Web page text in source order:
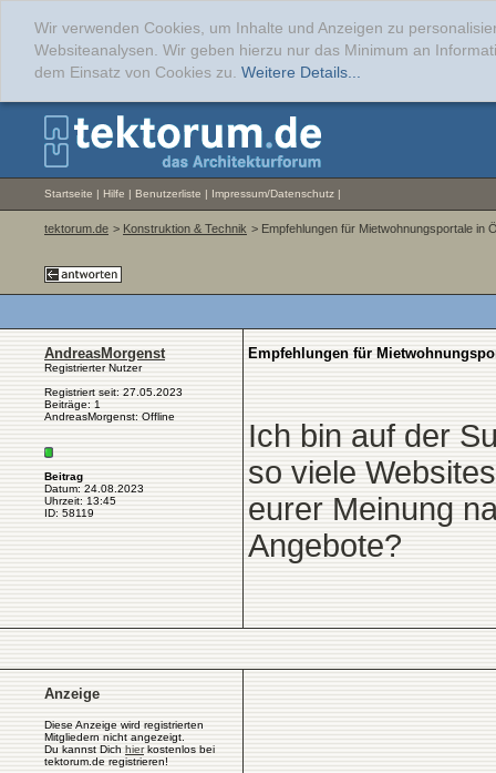
Wir verwenden Cookies, um Inhalte und Anzeigen zu
Websiteanalysen. Wir geben hierzu nur das Minimum an
dem Einsatz von Cookies zu. Weitere Details...
Startseite | Hilfe | Benutzerliste | Impressum/Datenschutz |
tektorum.de > Konstruktion & Technik > Empfehlungen für Mietwohnungsportale in
AndreasMorgenst
Registrierter Nutzer
Registriert seit: 27.05.2023
Beiträge: 1
AndreasMorgenst: Offline
Beitrag
Datum: 24.08.2023
Uhrzeit: 13:45
ID: 58119
Empfehlungen für
Ich bin auf der
so viele
eurer Meinung
Angebote?
Anzeige
Diese Anzeige wird registrierten
Mitgliedern nicht angezeigt.
Du kannst Dich hierkostenlos bei
tektorum.de registrieren!